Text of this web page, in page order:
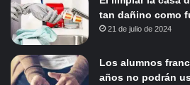
tan dañino como
21 de julio de 2024
Los alumnos
años no podrán